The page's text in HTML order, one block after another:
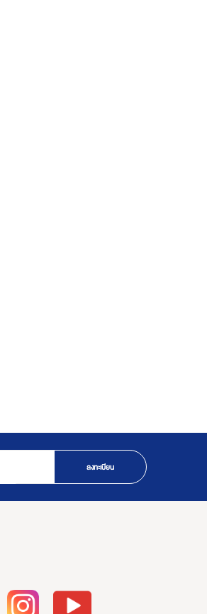
ลงทะเบียน